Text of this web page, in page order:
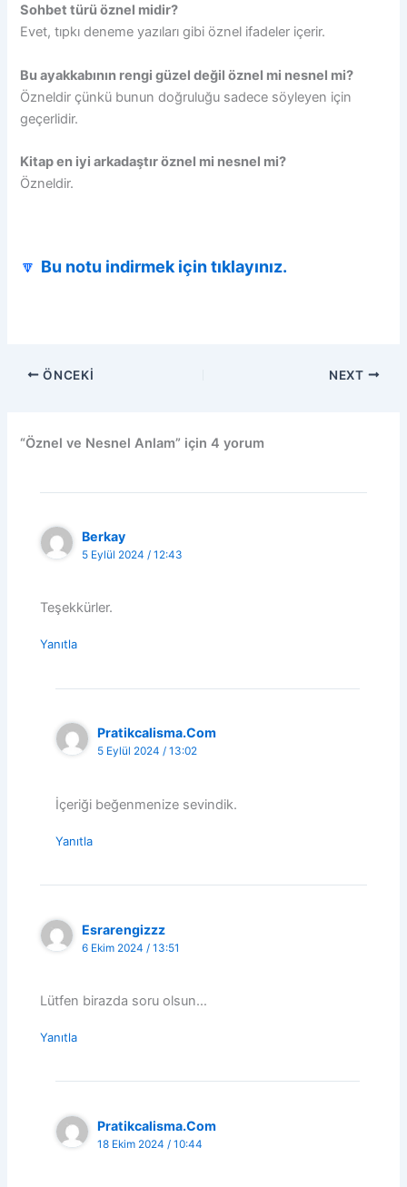
Sohbet türü öznel midir?
Evet, tıpkı deneme yazıları gibi öznel ifadeler içerir.
Bu ayakkabının rengi güzel değil öznel mi nesnel mi?
Özneldir çünkü bunun doğruluğu sadece söyleyen için
geçerlidir.
Kitap en iyi arkadaştır öznel mi nesnel mi?
Özneldir.
🔽 Bu notu indirmek için tıklayınız.
ÖNCEKI NEXT
“Öznel ve Nesnel Anlam” için 4 yorum
Berkay
5 Eylül 2024 / 12:43
Teşekkürler.
Yanıtla
Pratikcalisma.com
5 Eylül 2024 / 13:02
İçeriği beğenmenize sevindik.
Yanıtla
Esrarengizzz
6 Ekim 2024 / 13:51
Lütfen birazda soru olsun…
Yanıtla
Pratikcalisma.com
18 Ekim 2024 / 10:44